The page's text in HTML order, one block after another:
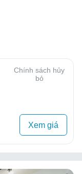
Chính sách hủy
bỏ
Xem giá